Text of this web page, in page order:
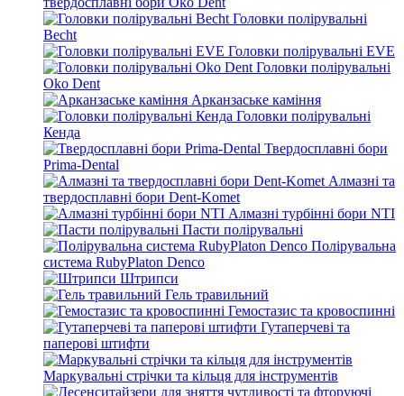
Головки полірувальні
Becht
Головки полірувальні EVE
Головки полірувальні
Oko Dent
Арканзаське каміння
Головки полірувальні
Кенда
Твердосплавні бори
Prima-Dental
Алмазні та
твердосплавні бори Dent-Komet
Алмазні турбінні бори NTI
Пасти полірувальні
Полірувальна
система RubyPlaton Denco
Штрипси
Гель травильний
Гемостазис та кровоспинні
Гутаперчеві та
паперові штифти
Маркувальні стрічки та кільця для інструментів